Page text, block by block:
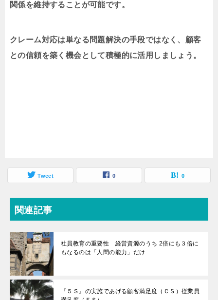
関係を維持することが可能です。
クレーム対応は単なる問題解決の手段ではなく、顧客
との信頼を築く機会として積極的に活用しましょう。
Tweet 0 0
関連記事
社員教育の重要性 経営資源のうち 2倍にも３倍に
もなるのは「人間の能力」だけ
『５Ｓ』の実施であげる顧客満足度（ＣＳ）従業員